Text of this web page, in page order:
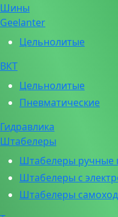
Шины
Geelanter
Цельнолитые
ВКТ
Цельнолитые
Пневматические
Гидравлика
Штабелеры
Штабелеры ручные
Штабелеры с
Штабелеры